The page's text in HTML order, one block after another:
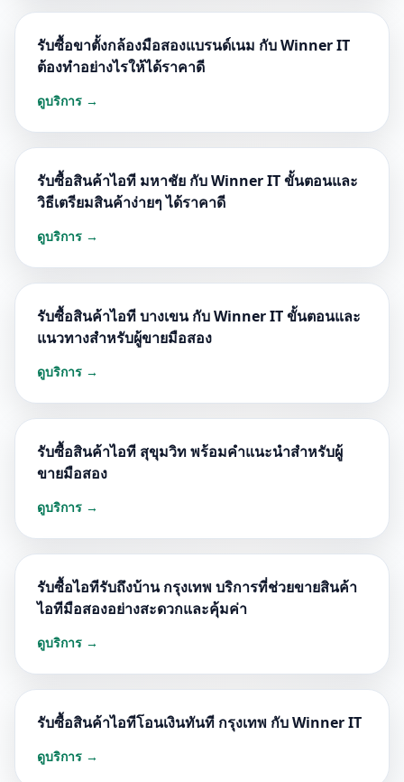
รับซื้อขาตั้งกล้องมือสองแบรนด์เนม กับ Winner IT
ต้องทำอย่างไรให้ได้ราคาดี
ดูบริการ →
รับซื้อสินค้าไอที มหาชัย กับ Winner IT ขั้นตอนและ
วิธีเตรียมสินค้าง่ายๆ ได้ราคาดี
ดูบริการ →
รับซื้อสินค้าไอที บางเขน กับ Winner IT ขั้นตอนและ
แนวทางสำหรับผู้ขายมือสอง
ดูบริการ →
รับซื้อสินค้าไอที สุขุมวิท พร้อมคำแนะนำสำหรับผู้
ขายมือสอง
ดูบริการ →
รับซื้อไอทีรับถึงบ้าน กรุงเทพ บริการที่ช่วยขายสินค้า
ไอทีมือสองอย่างสะดวกและคุ้มค่า
ดูบริการ →
รับซื้อสินค้าไอทีโอนเงินทันที กรุงเทพ กับ Winner IT
ดูบริการ →